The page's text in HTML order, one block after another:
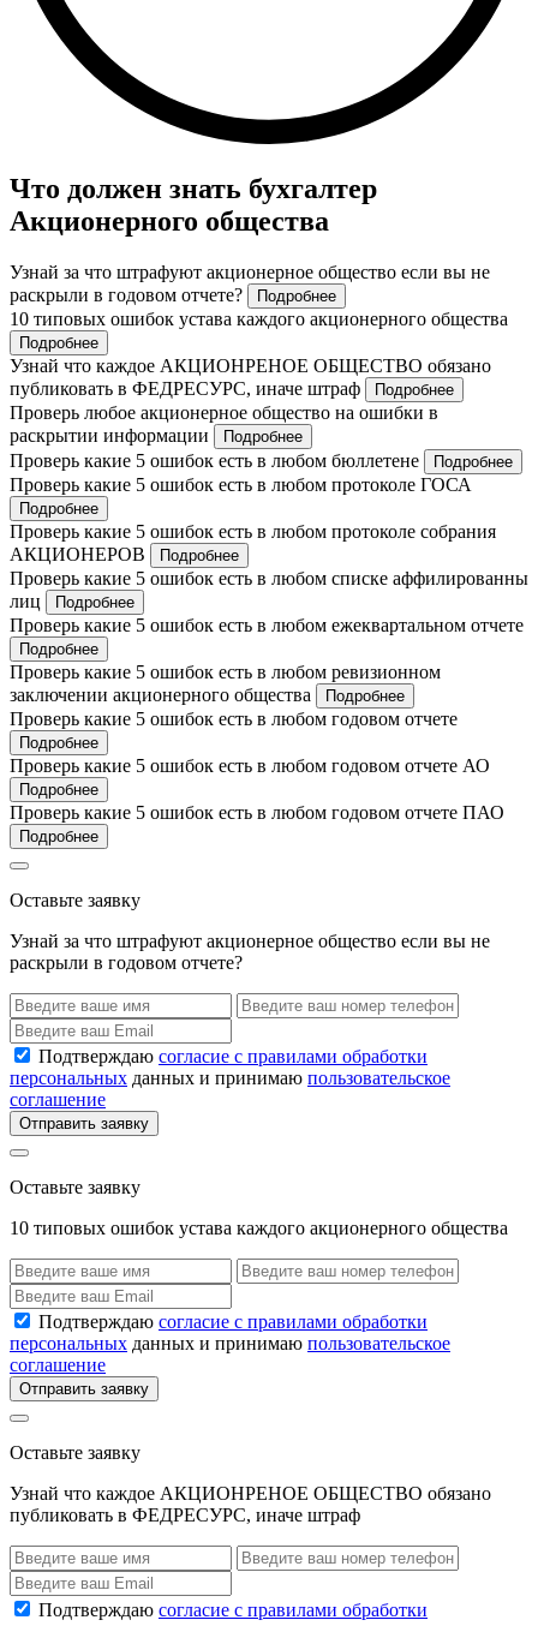
Что должен знать бухгалтер
Акционерного общества
Узнай за что штрафуют акционерное общество если вы не
раскрыли в годовом отчете?
Подробнее
10 типовых ошибок устава каждого акционерного общества
Подробнее
Узнай что каждое АКЦИОНРЕНОЕ ОБЩЕСТВО обязано
публиковать в ФЕДРЕСУРС, иначе штраф
Подробнее
Проверь любое акционерное общество на ошибки в
раскрытии информации
Подробнее
Проверь какие 5 ошибок есть в любом бюллетене Подробнее
Проверь какие 5 ошибок есть в любом протоколе ГОСА
Подробнее
Проверь какие 5 ошибок есть в любом протоколе собрания
АКЦИОНЕРОВ
Подробнее
Проверь какие 5 ошибок есть в любом списке аффилированны
лиц
Подробнее
Проверь какие 5 ошибок есть в любом ежеквартальном отчете
Подробнее
Проверь какие 5 ошибок есть в любом ревизионном
заключении акционерного общества
Подробнее
Проверь какие 5 ошибок есть в любом годовом отчете
Подробнее
Проверь какие 5 ошибок есть в любом годовом отчете АО
Подробнее
Проверь какие 5 ошибок есть в любом годовом отчете ПАО
Подробнее
Оставьте заявку
Узнай за что штрафуют акционерное общество если вы не
раскрыли в годовом отчете?
Подтверждаю согласие с правилами обработки
персональных данных и принимаю пользовательское
соглашение
Отправить заявку
Оставьте заявку
10 типовых ошибок устава каждого акционерного общества
Подтверждаю согласие с правилами обработки
персональных данных и принимаю пользовательское
соглашение
Отправить заявку
Оставьте заявку
Узнай что каждое АКЦИОНРЕНОЕ ОБЩЕСТВО обязано
публиковать в ФЕДРЕСУРС, иначе штраф
Подтверждаю согласие с правилами обработки